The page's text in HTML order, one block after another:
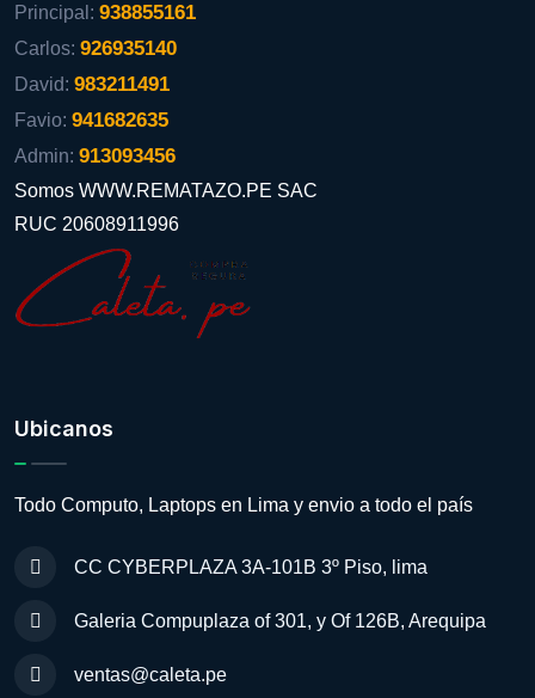
Principal: 938855161
Carlos: 926935140
David: 983211491
Favio: 941682635
Admin: 913093456
Somos WWW.REMATAZO.PE SAC
RUC 20608911996
Ubicanos
Todo Computo, Laptops en Lima y envio a todo el país
CC CYBERPLAZA 3A-101B 3º Piso, lima
Galeria Compuplaza of 301, y Of 126B, Arequipa
ventas@caleta.pe